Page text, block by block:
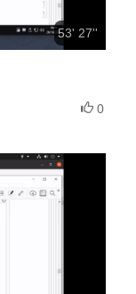
53' 27''
0